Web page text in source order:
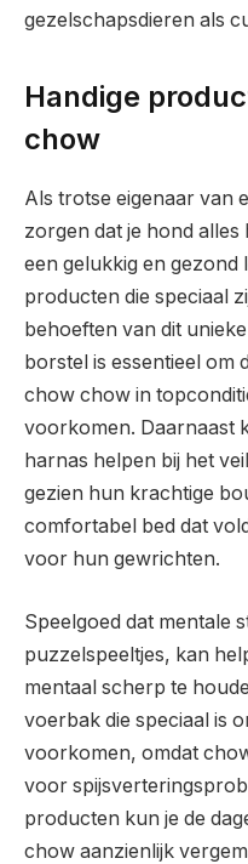
gezelschapsdieren als
Handige
chow
Als trotse eigenaar van
zorgen dat je hond
een gelukkig en gezond
producten die speciaal
behoeften van dit
borstel is essentieel om
chow chow in
voorkomen. Daarnaast
harnas helpen bij het
gezien hun krachtige
comfortabel bed dat
voor hun gewrichten.
Speelgoed dat mentale
puzzelspeeltjes, kan
mentaal scherp te
voerbak die speciaal is
voorkomen, omdat
voor
producten kun je de
chow aanzienlijk